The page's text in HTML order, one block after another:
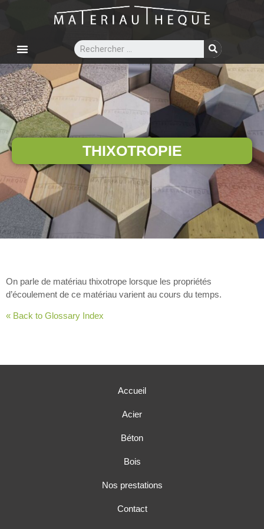
THIXOTROPIE
On parle de matériau thixotrope lorsque les propriétés
d’écoulement de ce matériau varient au cours du temps.
« Back to Glossary Index
Accueil
Acier
Béton
Bois
Nos prestations
Contact